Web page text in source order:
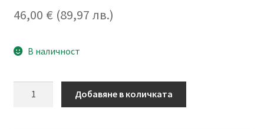
46,00 € (89,97 лв.)
В наличност
Добавяне в количката